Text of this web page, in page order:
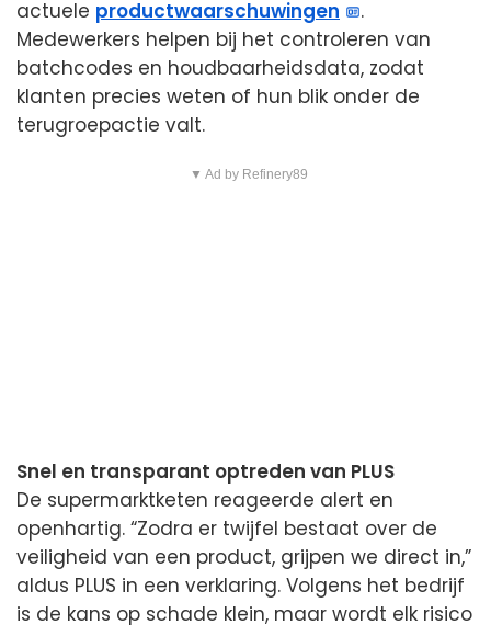
actuele productwaarschuwingen
.
Medewerkers helpen bij het controleren van
batchcodes en houdbaarheidsdata, zodat
klanten precies weten of hun blik onder de
terugroepactie valt.
▼ Ad by Refinery89
Snel en transparant optreden van PLUS
De supermarktketen reageerde alert en
openhartig. “Zodra er twijfel bestaat over de
veiligheid van een product, grijpen we direct in,”
aldus PLUS in een verklaring. Volgens het bedrijf
is de kans op schade klein, maar wordt elk risico